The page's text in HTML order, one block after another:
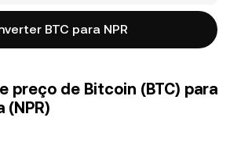
BTC para NPR
preço de Bitcoin (BTC) para
(NPR)